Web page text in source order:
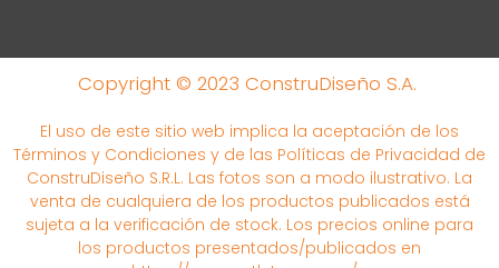
Copyright © 2023 ConstruDiseño S.A.
El uso de este sitio web implica la aceptación de los
Términos y Condiciones y de las Políticas de Privacidad de
ConstruDiseño S.R.L. Las fotos son a modo ilustrativo. La
venta de cualquiera de los productos publicados está
sujeta a la verificación de stock. Los precios online para
los productos presentados/publicados en